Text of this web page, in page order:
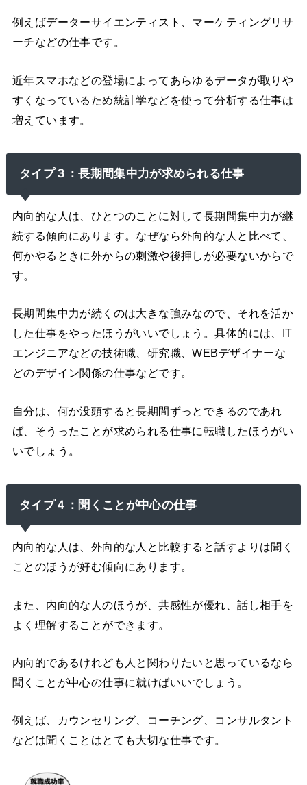
例えばデーターサイエンティスト、マーケティングリサ
ーチなどの仕事です。
近年スマホなどの登場によってあらゆるデータが取りや
すくなっているため統計学などを使って分析する仕事は
増えています。
タイプ３：長期間集中力が求められる仕事
内向的な人は、ひとつのことに対して長期間集中力が継
続する傾向にあります。なぜなら外向的な人と比べて、
何かやるときに外からの刺激や後押しが必要ないからで
す。
長期間集中力が続くのは大きな強みなので、それを活か
した仕事をやったほうがいいでしょう。具体的には、IT
エンジニアなどの技術職、研究職、WEBデザイナーな
どのデザイン関係の仕事などです。
自分は、何か没頭すると長期間ずっとできるのであれ
ば、そうったことが求められる仕事に転職したほうがい
いでしょう。
タイプ４：聞くことが中心の仕事
内向的な人は、外向的な人と比較すると話すよりは聞く
ことのほうが好む傾向にあります。
また、内向的な人のほうが、共感性が優れ、話し相手を
よく理解することができます。
内向的であるけれども人と関わりたいと思っているなら
聞くことが中心の仕事に就けばいいでしょう。
例えば、カウンセリング、コーチング、コンサルタント
などは聞くことはとても大切な仕事です。